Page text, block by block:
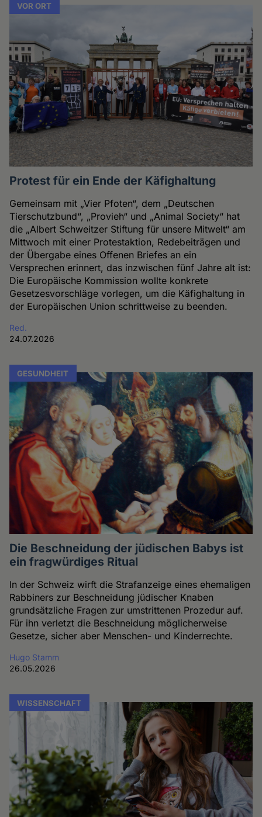
VOR ORT
Protest für ein Ende der Käfighaltung
Gemeinsam mit „Vier Pfoten“, dem „Deutschen
Tierschutzbund“, „Provieh“ und „Animal Society“ hat
die „Albert Schweitzer Stiftung für unsere Mitwelt“ am
Mittwoch mit einer Protestaktion, Redebeiträgen und
der Übergabe eines Offenen Briefes an ein
Versprechen erinnert, das inzwischen fünf Jahre alt ist:
Die Europäische Kommission wollte konkrete
Gesetzesvorschläge vorlegen, um die Käfighaltung in
der Europäischen Union schrittweise zu beenden.
Red.
24.07.2026
GESUNDHEIT
Die Beschneidung der jüdischen Babys ist
ein fragwürdiges Ritual
In der Schweiz wirft die Strafanzeige eines ehemaligen
Rabbiners zur Beschneidung jüdischer Knaben
grundsätzliche Fragen zur umstrittenen Prozedur auf.
Für ihn verletzt die Beschneidung möglicherweise
Gesetze, sicher aber Menschen- und Kinderrechte.
Hugo Stamm
26.05.2026
WISSENSCHAFT